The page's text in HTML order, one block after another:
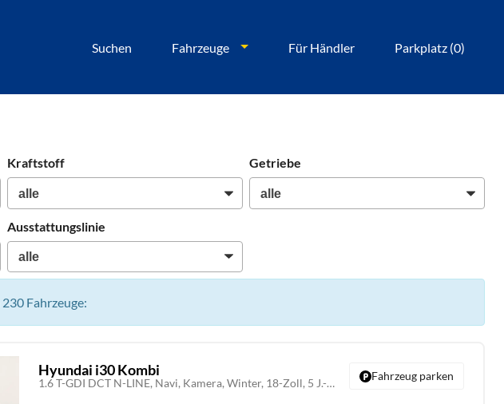
Suchen Fahrzeuge Für Händler Parkplatz (0)
Kraftstoff Getriebe
Ausstattungslinie
230 Fahrzeuge:
Hyundai i30 Kombi
1.6 T-GDI DCT N-LINE, Navi, Kamera, Winter, 18-Zoll, 5 J.-Garantie
Fahrzeug parken